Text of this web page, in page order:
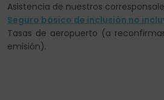
Asistencia de nuestros
Seguro básico de inclusión no
Tasas de aeropuerto (a
emisión).